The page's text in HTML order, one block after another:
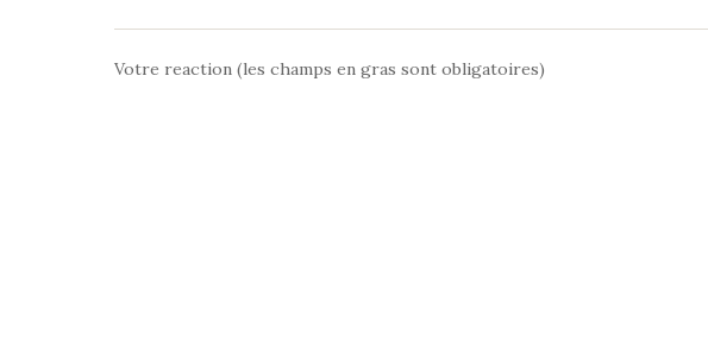
Votre reaction (les champs en gras sont obligatoires)